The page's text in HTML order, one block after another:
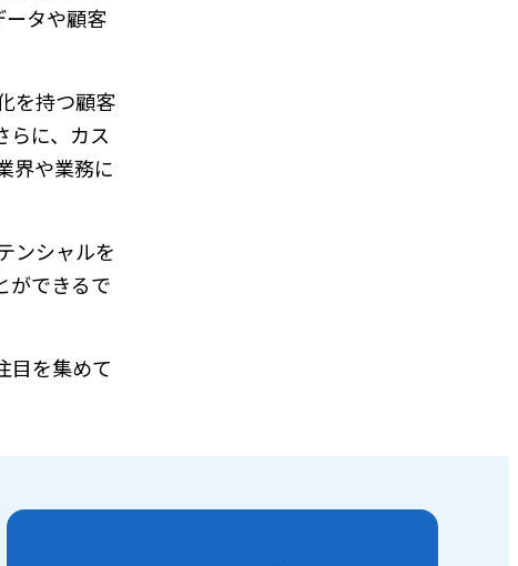
ータや顧客
を持つ顧客
らに、カス
界や業務に
ンシャルを
ができるで
目を集めて